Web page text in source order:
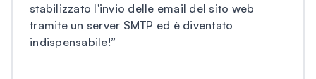
stabilizzato l'invio delle email del sito web
tramite un server SMTP ed è diventato
indispensabile!”